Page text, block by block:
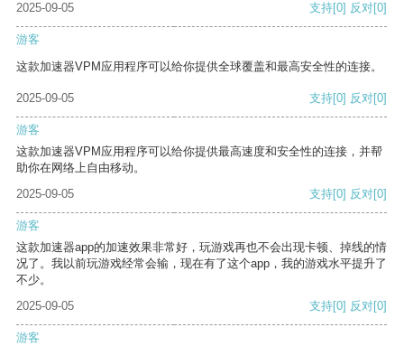
2025-09-05
支持[0] 反对[0]
游客
这款加速器VPM应用程序可以给你提供全球覆盖和最高安全性的连接。
2025-09-05 支持[0] 反对[0]
游客
这款加速器VPM应用程序可以给你提供最高速度和安全性的连接，并帮
助你在网络上自由移动。
2025-09-05
支持[0] 反对[0]
游客
这款加速器app的加速效果非常好，玩游戏再也不会出现卡顿、掉线的情
况了。我以前玩游戏经常会输，现在有了这个app，我的游戏水平提升了
不少。
2025-09-05
支持[0] 反对[0]
游客